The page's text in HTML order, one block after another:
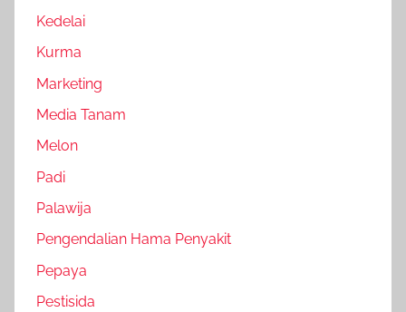
Kedelai
Kurma
Marketing
Media Tanam
Melon
Padi
Palawija
Pengendalian Hama Penyakit
Pepaya
Pestisida